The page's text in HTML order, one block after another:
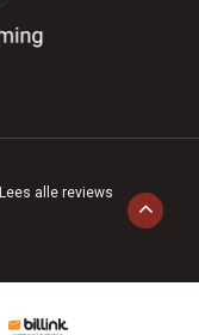
Lees alle reviews